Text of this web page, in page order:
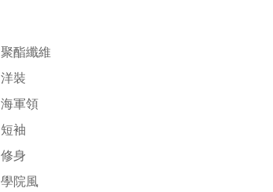
聚酯纖維
洋裝
海軍領
短袖
修身
學院風